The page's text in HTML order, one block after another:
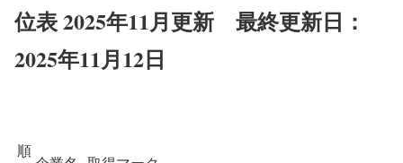
位表 2025年11月更新 最終更新日：
2025年11月12日
順